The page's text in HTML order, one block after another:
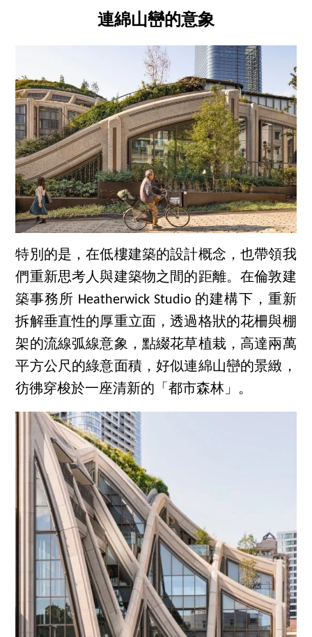
連綿山巒的意象
特別的是，在低樓建築的設計概念，也帶領我
們重新思考人與建築物之間的距離。在倫敦建
築事務所 Heatherwick Studio 的建構下，重新
拆解垂直性的厚重立面，透過格狀的花柵與棚
架的流線弧線意象，點綴花草植栽，高達兩萬
平方公尺的綠意面積，好似連綿山巒的景緻，
彷彿穿梭於一座清新的「都市森林」。